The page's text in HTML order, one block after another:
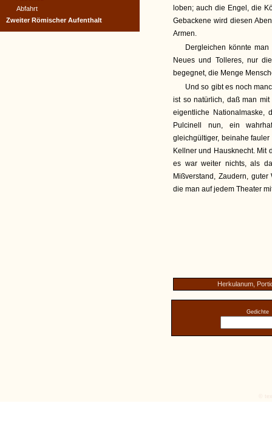
loben; auch die Engel, die
Gebackene wird diesen
Armen.
Dergleichen könnte
Neues und Tolleres, nur
begegnet, die Menge
Und so gibt es noch
ist so natürlich, daß man
eigentliche Nationalmaske,
Pulcinell nun, ein
gleichgültiger, beinahe
Kellner und Hausknecht. Mit
es war weiter nichts, als
Mißverstand, Zaudern,
die man auf jedem Theater
Herkulanum,
Gedichte
Abfahrt
Zweiter Römischer Aufenthalt